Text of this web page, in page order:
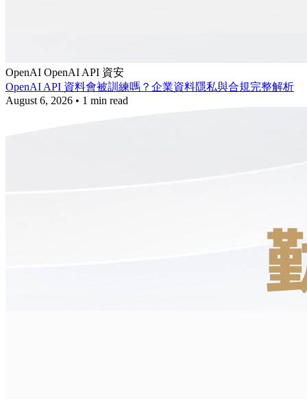
OpenAI OpenAI API 資安
OpenAI API 資料會被訓練嗎？企業資料隱私與合規完整解析
August 6, 2026 • 1 min read